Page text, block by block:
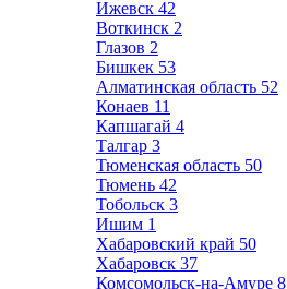
Ижевск 42
Воткинск 2
Глазов 2
Бишкек 53
Алматинская область 52
Конаев 11
Капшагай 4
Талгар 3
Тюменская область 50
Тюмень 42
Тобольск 3
Ишим 1
Хабаровский край 50
Хабаровск 37
Комсомольск-на-Амуре 8